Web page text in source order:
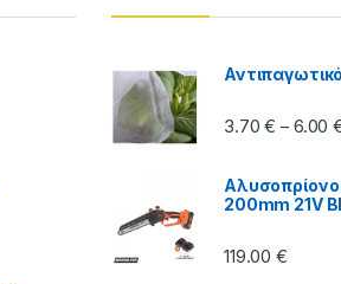
3.70€ – 6.00
200mm 21V
119.00€